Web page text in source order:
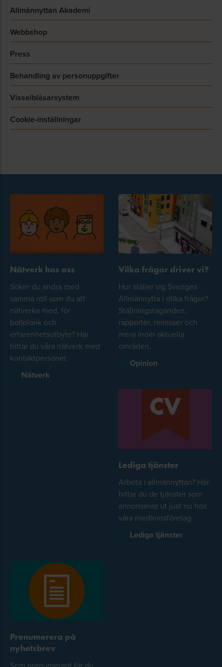
Allmännyttan Akademi
Webbshop
Press
Behandling av personuppgifter
Visselblåsarsystem
Cookie-inställningar
Nätverk hos oss
Söker du andra med
samma roll som du att
nätverka med, för
bollplank och
erfarenhetsutbyte? Här
hittar du våra nätverk med
kontaktpersoner.
Nätverk
Vilka frågor driver vi?
Hur ställer sig Sveriges
Allmännytta i olika frågor?
Ställningstaganden,
rapporter, remisser och
mera inom aktuella
områden.
Opinion
Lediga tjänster
Arbeta i allmännyttan? Här
hittar du de tjänster som
annonseras ut just nu hos
våra medlemsföretag.
Lediga tjänster
Prenumerera på
nyhetsbrev